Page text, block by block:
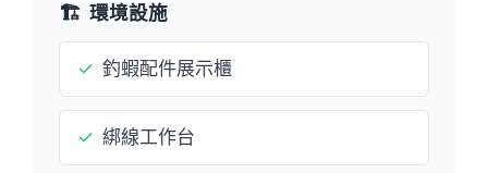
🏗️ 環境設施
✓ 釣蝦配件展示櫃
✓ 綁線工作台